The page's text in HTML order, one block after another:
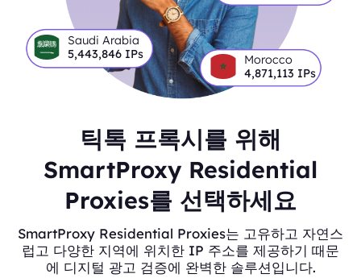
Saudi Arabia
5,443,846 IPs
Morocco
4,871,113 IPs
틱톡 프록시를 위해
SmartProxy Residential
Proxies를 선택하세요
SmartProxy Residential Proxies는 고유하고 자연스
럽고 다양한 지역에 위치한 IP 주소를 제공하기 때문
에 디지털 광고 검증에 완벽한 솔루션입니다.